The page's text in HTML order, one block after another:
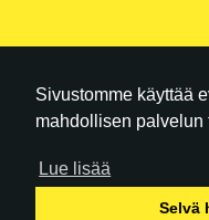
Sivustomme käyttää
mahdollisen
Lue lisää
Selvä